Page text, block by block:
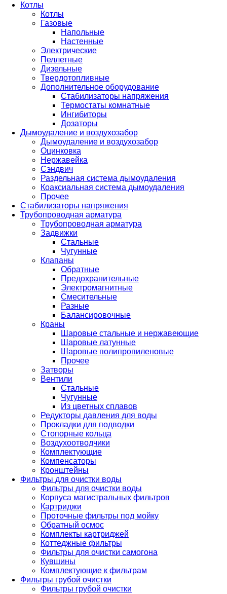
Котлы
Котлы
Газовые
Напольные
Настенные
Электрические
Пеллетные
Дизельные
Твердотопливные
Дополнительное оборудование
Стабилизаторы напряжения
Термостаты комнатные
Ингибиторы
Дозаторы
Дымоудаление и воздухозабор
Дымоудаление и воздухозабор
Оцинковка
Нержавейка
Сэндвич
Раздельная система дымоудаления
Коаксиальная система дымоудаления
Прочее
Стабилизаторы напряжения
Трубопроводная арматура
Трубопроводная арматура
Задвижки
Стальные
Чугунные
Клапаны
Обратные
Предохранительные
Электромагнитные
Смесительные
Разные
Балансировочные
Краны
Шаровые стальные и нержавеющие
Шаровые латунные
Шаровые полипропиленовые
Прочее
Затворы
Вентили
Стальные
Чугунные
Из цветных сплавов
Редукторы давления для воды
Прокладки для подводки
Стопорные кольца
Воздухоотводчики
Комплектующие
Компенсаторы
Кронштейны
Фильтры для очистки воды
Фильтры для очистки воды
Корпуса магистральных фильтров
Картриджи
Проточные фильтры под мойку
Обратный осмос
Комплекты картриджей
Коттеджные фильтры
Фильтры для очистки самогона
Кувшины
Комплектующие к фильтрам
Фильтры грубой очистки
Фильтры грубой очистки